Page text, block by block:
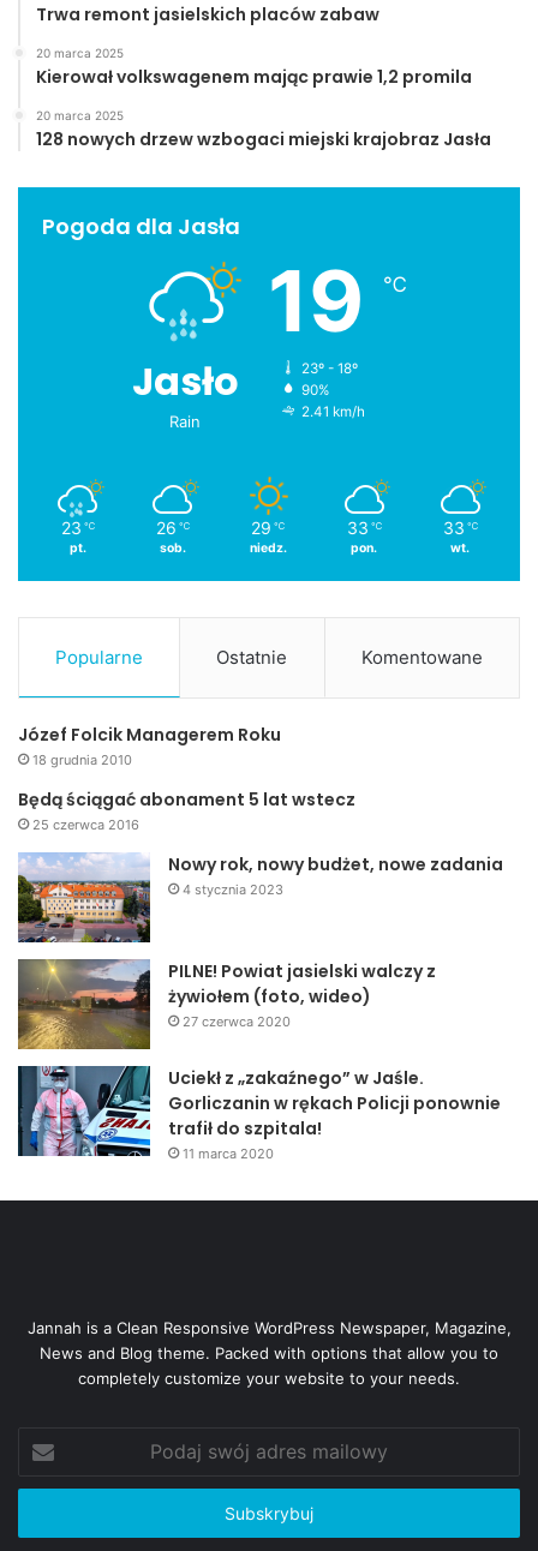
Trwa remont jasielskich placów zabaw
20 marca 2025
Kierował volkswagenem mając prawie 1,2 promila
20 marca 2025
128 nowych drzew wzbogaci miejski krajobraz Jasła
Pogoda dla Jasła
Jasło
Rain
19 ℃
23º - 18º
90%
2.41 km/h
23 ℃
pt.
26 ℃
sob.
29 ℃
niedz.
33 ℃
pon.
33 ℃
wt.
Popularne Ostatnie Komentowane
Józef Folcik Managerem Roku
18 grudnia 2010
Będą ściągać abonament 5 lat wstecz
25 czerwca 2016
Nowy rok, nowy budżet, nowe zadania
4 stycznia 2023
PILNE! Powiat jasielski walczy z
żywiołem (foto, wideo)
27 czerwca 2020
Uciekł z „zakaźnego” w Jaśle.
Gorliczanin w rękach Policji ponownie
trafił do szpitala!
11 marca 2020
Jannah is a Clean Responsive WordPress Newspaper, Magazine,
News and Blog theme. Packed with options that allow you to
completely customize your website to your needs.
swój
adres